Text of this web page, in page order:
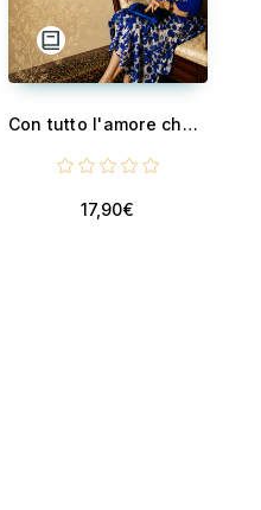
Con tutto l'amore che posso - Angela Maria Rosaria Daniele: Una vita per gli altri
17,90€